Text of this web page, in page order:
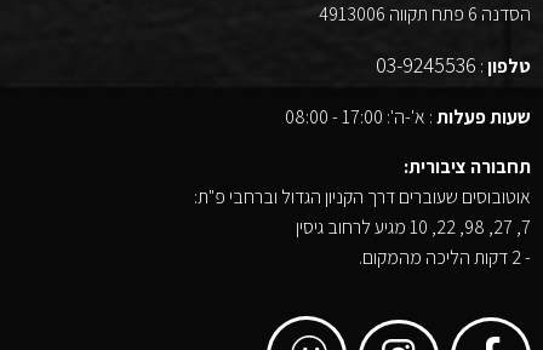
הסדנה 6 פתח תקווה 4913006
טלפון:
03-9245536
שעות פעלות: א'-ה': 17:00 - 08:00
תחבורה ציבורית:
אוטובוסים שעוברים דרך הקניון הגדול וברחבי פ"ת:
7, 27, 98, 22, 10 מגיע לרחוב גיסין
- 2 דקות הליכה מהמקום.